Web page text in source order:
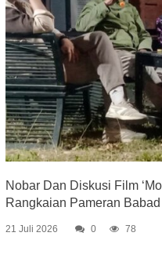
Nobar Dan Diskusi Film
Rangkaian Pameran
21 Juli 2026 0 78